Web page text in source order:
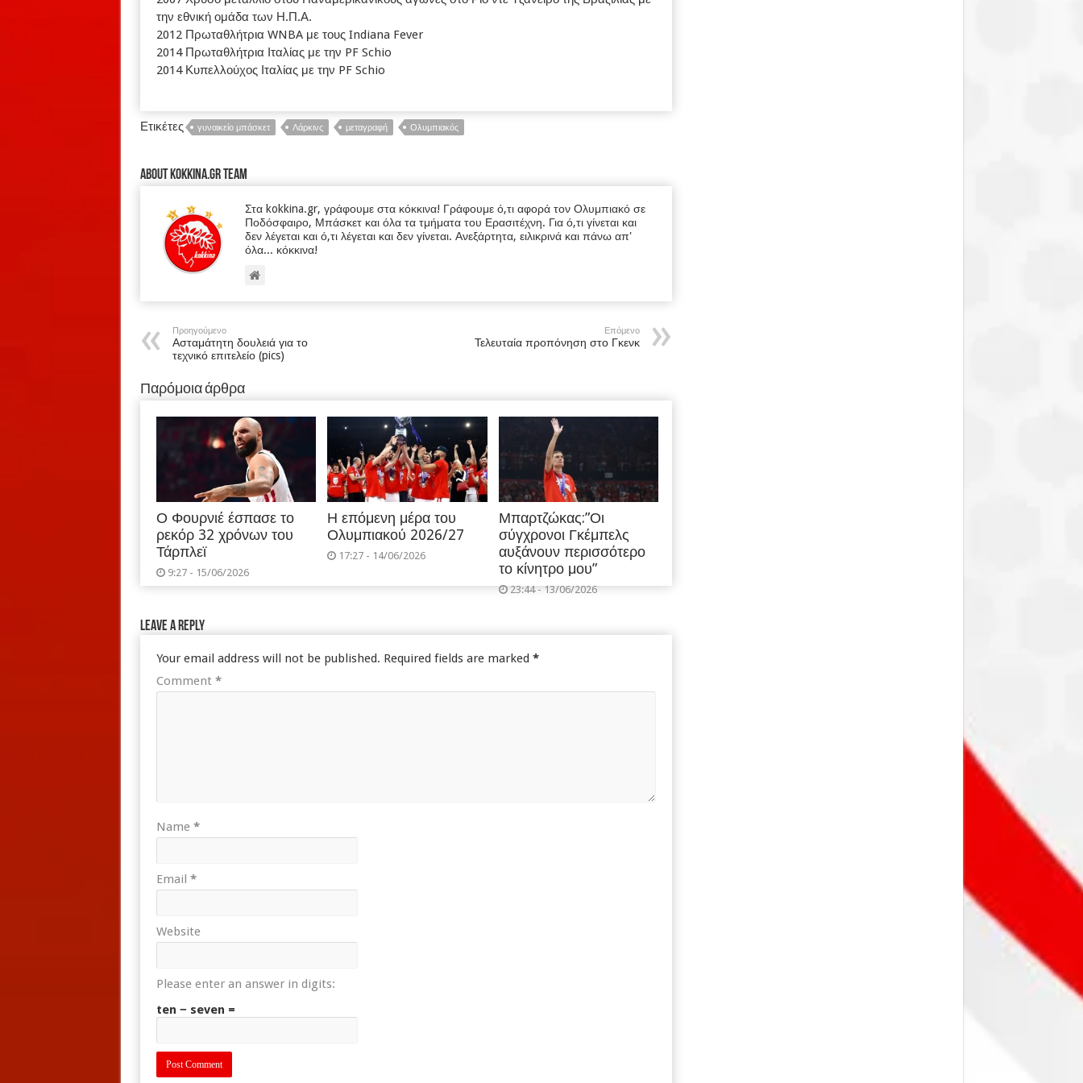
την εθνική ομάδα των Η.Π.Α.
2012 Πρωταθλήτρια WNBA με τους Indiana Fever
2014 Πρωταθλήτρια Ιταλίας με την PF Schio
2014 Κυπελλούχος Ιταλίας με την PF Schio
Ετικέτες γυναικείο μπάσκετ Λάρκινς μεταγραφή Ολυμπιακός
About kokkina.gr TEAM
Στα kokkina.gr, γράφουμε στα κόκκινα! Γράφουμε ό,τι αφορά τον Ολυμπιακό σε
Ποδόσφαιρο, Μπάσκετ και όλα τα τμήματα του Ερασιτέχνη. Για ό,τι γίνεται και
δεν λέγεται και ό,τι λέγεται και δεν γίνεται. Ανεξάρτητα, ειλικρινά και πάνω απ'
όλα... κόκκινα!
Προηγούμενο
Ασταμάτητη δουλειά για το
τεχνικό επιτελείο (pics)
Επόμενο
Τελευταία προπόνηση στο Γκενκ
Παρόμοια άρθρα
Ο Φουρνιέ έσπασε το
ρεκόρ 32 χρόνων του
Τάρπλεϊ
9:27 - 15/06/2026
Η επόμενη μέρα του
Ολυμπιακού 2026/27
17:27 - 14/06/2026
Μπαρτζώκας:”Οι
σύγχρονοι Γκέμπελς
αυξάνουν περισσότερο
το κίνητρο μου”
23:44 - 13/06/2026
Leave a Reply
Your email address will not be published. Required fields are marked *
Comment *
Name *
Email *
Website
Please enter an answer in digits:
ten − seven =